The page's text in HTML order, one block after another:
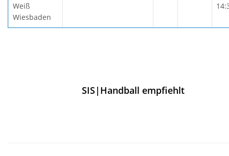
Weiß
Wiesbaden
SIS|Handball empfiehlt